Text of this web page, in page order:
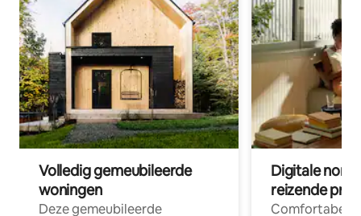
Volledig gemeubileerde
woningen
Deze gemeubileerde
Digitale
reizende
Comfortabele